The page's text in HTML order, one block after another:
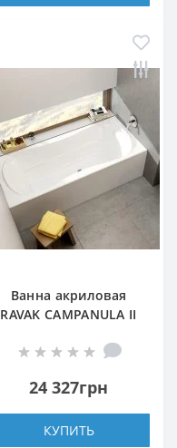
Ванна акриловая
RAVAK CAMPANULA II
прямоугольная
24 327грн
КУПИТЬ